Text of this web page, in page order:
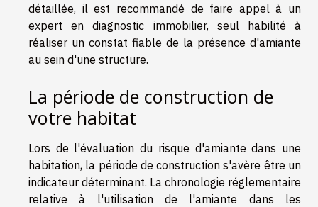
détaillée, il est recommandé de faire appel à un
expert en diagnostic immobilier, seul habilité à
réaliser un constat fiable de la présence d'amiante
au sein d'une structure.
La période de construction de
votre habitat
Lors de l'évaluation du risque d'amiante dans une
habitation, la période de construction s'avère être un
indicateur déterminant. La chronologie réglementaire
relative à l'utilisation de l'amiante dans les